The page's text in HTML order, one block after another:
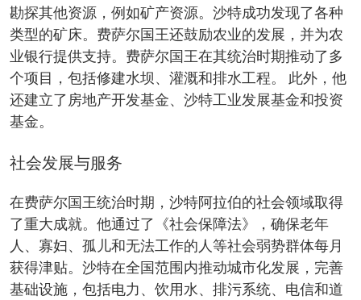
勘探其他资源，例如矿产资源。沙特成功发现了各种
类型的矿床。费萨尔国王还鼓励农业的发展，并为农
业银行提供支持。费萨尔国王在其统治时期推动了多
个项目，包括修建水坝、灌溉和排水工程。 此外，他
还建立了房地产开发基金、沙特工业发展基金和投资
基金。
社会发展与服务
在费萨尔国王统治时期，沙特阿拉伯的社会领域取得
了重大成就。他通过了《社会保障法》，确保老年
人、寡妇、孤儿和无法工作的人等社会弱势群体每月
获得津贴。沙特在全国范围内推动城市化发展，完善
基础设施，包括电力、饮用水、排污系统、电信和道